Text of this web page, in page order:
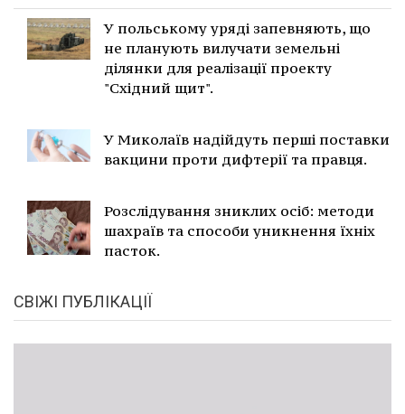
У польському уряді запевняють, що
не планують вилучати земельні
ділянки для реалізації проекту
"Східний щит".
У Миколаїв надійдуть перші поставки
вакцини проти дифтерії та правця.
Розслідування зниклих осіб: методи
шахраїв та способи уникнення їхніх
пасток.
СВІЖІ ПУБЛІКАЦІЇ